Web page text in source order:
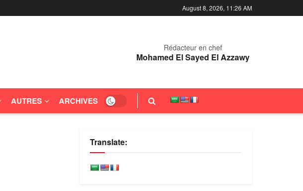
August 8, 2026, 11:26 AM
Rédacteur en chef
Mohamed El Sayed El Azzawy
AUTRES ARCHIVES
Translate: